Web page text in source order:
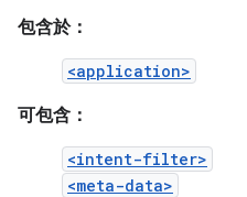
包含於：
<application>
可包含：
<intent-filter>
<meta-data>